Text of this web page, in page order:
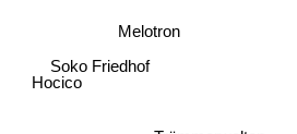
Hocico
Soko Friedhof
Melotron